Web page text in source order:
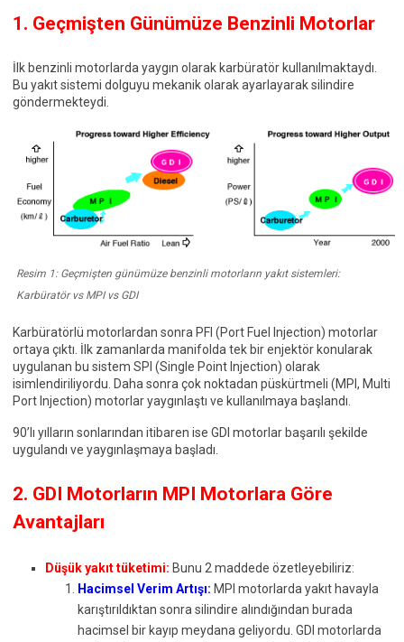
1. Geçmişten Günümüze Benzinli Motorlar
İlk benzinli motorlarda yaygın olarak karbüratör kullanılmaktaydı.
Bu yakıt sistemi dolguyu mekanik olarak ayarlayarak silindire
göndermekteydi.
Resim 1: Geçmişten günümüze benzinli motorların yakıt sistemleri:
Karbüratör vs MPI vs GDI
Karbüratörlü motorlardan sonra PFI (Port Fuel Injection) motorlar
ortaya çıktı. İlk zamanlarda manifolda tek bir enjektör konularak
uygulanan bu sistem SPI (Single Point Injection) olarak
isimlendiriliyordu. Daha sonra çok noktadan püskürtmeli (MPI, Multi
Port Injection) motorlar yaygınlaştı ve kullanılmaya başlandı.
90’lı yılların sonlarından itibaren ise GDI motorlar başarılı şekilde
uygulandı ve yaygınlaşmaya başladı.
2. GDI Motorların MPI Motorlara Göre
Avantajları
Düşük yakıt tüketimi: Bunu 2 maddede özetleyebiliriz:
Hacimsel Verim Artışı: MPI motorlarda yakıt havayla
karıştırıldıktan sonra silindire alındığından burada
hacimsel bir kayıp meydana geliyordu. GDI motorlarda